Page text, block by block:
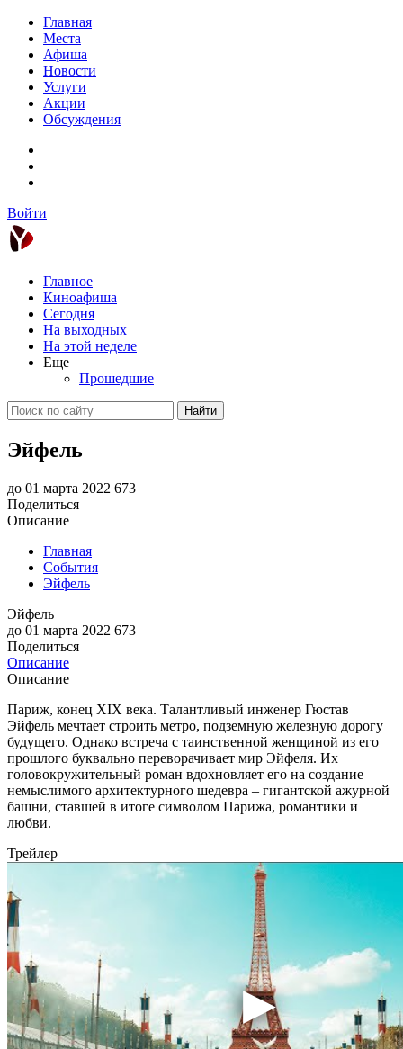
Главная
Места
Афиша
Новости
Услуги
Акции
Обсуждения
Войти
Главное
Киноафиша
Сегодня
На выходных
На этой неделе
Еще
Прошедшие
Найти
Эйфель
до 01 марта 2022 673
Поделиться
Описание
Главная
События
Эйфель
Эйфель
до 01 марта 2022 673
Поделиться
Описание
Описание
Париж, конец XIX века. Талантливый инженер Гюстав
Эйфель мечтает строить метро, подземную железную дорогу
будущего. Однако встреча с таинственной женщиной из его
прошлого буквально переворачивает мир Эйфеля. Их
головокружительный роман вдохновляет его на создание
немыслимого архитектурного шедевра – гигантской ажурной
башни, ставшей в итоге символом Парижа, романтики и
любви.
Трейлер